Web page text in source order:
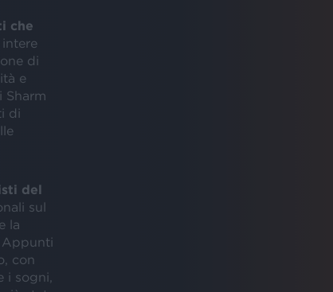
che
di
e
Sharm
di
del
sul
la
Appunti
con
i sogni,